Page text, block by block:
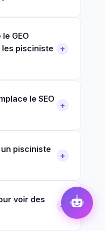
GEO
pisciniste
le SEO
pisciniste
voir des